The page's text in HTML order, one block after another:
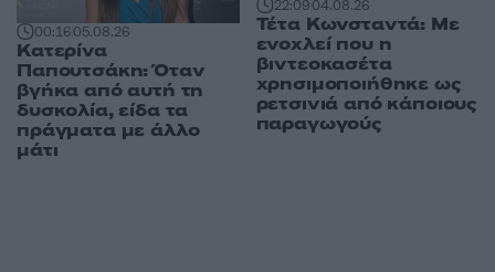
00:1605.08.26
Κατερίνα
Παπουτσάκη: Όταν
βγήκα από αυτή τη
δυσκολία, είδα τα
πράγματα με άλλο
μάτι
22:0904.08.26
Τέτα Κωνσταντά: Με
ενοχλεί που η
βιντεοκασέτα
χρησιμοποιήθηκε ως
ρετσινιά από κάποιους
παραγωγούς